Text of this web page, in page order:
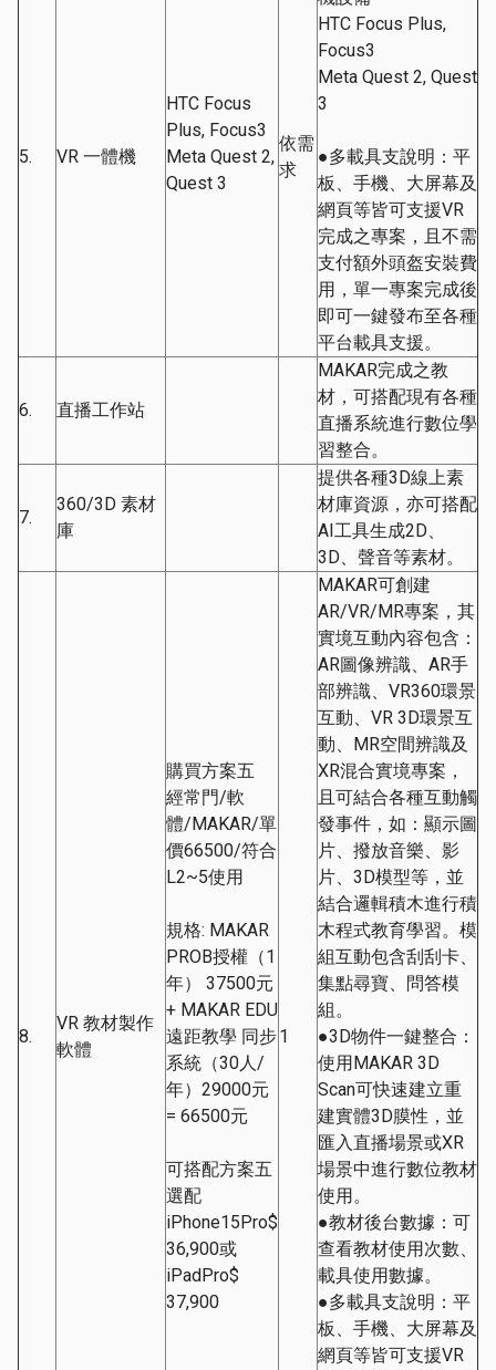
5. VR 一體機
HTC Focus
Plus, Focus3
Meta Quest 2,
Quest 3
依需
求
HTC Focus Plus,
Focus3
Meta Quest 2, Quest
3
●多載具支說明：平
板、手機、大屏幕及
網頁等皆可支援VR
完成之專案，且不需
支付額外頭盔安裝費
用，單一專案完成後
即可一鍵發布至各種
平台載具支援。
6. 直播工作站
MAKAR完成之教
材，可搭配現有各種
直播系統進行數位學
習整合。
7.
360/3D 素材
庫
提供各種3D線上素
材庫資源，亦可搭配
AI工具生成2D、
3D、聲音等素材。
8.
VR 教材製作
軟體
購買方案五
經常門/軟
體/MAKAR/單
價66500/符合
L2~5使用
規格: MAKAR
PROB授權（1
年） 37500元
+ MAKAR EDU
遠距教學 同步
系統（30人/
年）29000元
= 66500元
可搭配方案五
選配
iPhone15Pro$
36,900或
iPadPro$
37,900
1
MAKAR可創建
AR/VR/MR專案，其
實境互動內容包含：
AR圖像辨識、AR手
部辨識、VR360環景
互動、VR 3D環景互
動、MR空間辨識及
XR混合實境專案，
且可結合各種互動觸
發事件，如：顯示圖
片、撥放音樂、影
片、3D模型等，並
結合邏輯積木進行積
木程式教育學習。模
組互動包含刮刮卡、
集點尋寶、問答模
組。
●3D物件一鍵整合：
使用MAKAR 3D
Scan可快速建立重
建實體3D膜性，並
匯入直播場景或XR
場景中進行數位教材
使用。
●教材後台數據：可
查看教材使用次數、
載具使用數據。
●多載具支說明：平
板、手機、大屏幕及
網頁等皆可支援VR